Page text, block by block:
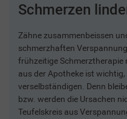
Schmerzen
Zähne zusammenbeissen
schmerzhaften
frühzeitige Schmerztherapie
aus der Apotheke ist
verselbständigen. Denn
bzw. werden die Ursachen
Teufelskreis aus